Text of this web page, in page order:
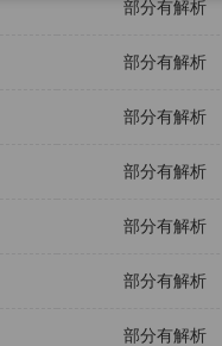
部分有解析
部分有解析
部分有解析
部分有解析
部分有解析
部分有解析
部分有解析